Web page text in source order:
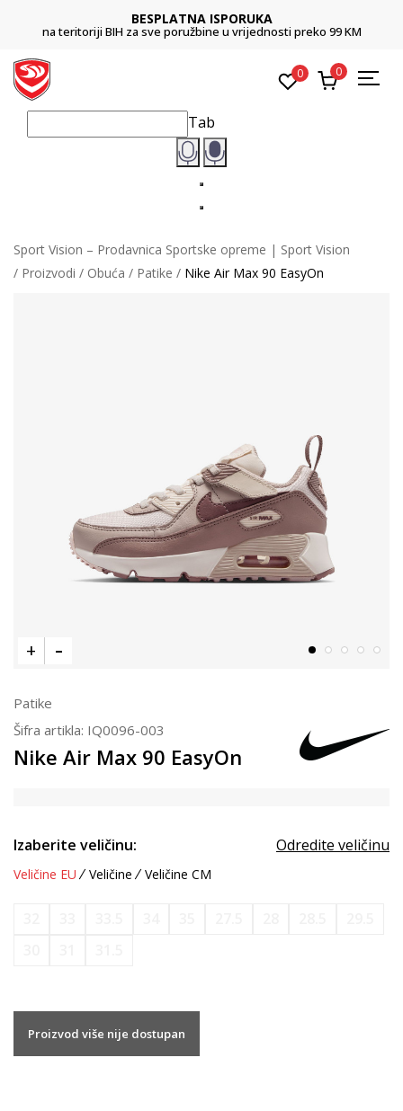
BESPLATNA ISPORUKA
na teritoriji BIH za sve poružbine u vrijednosti preko 99 KM
0 0
Tab
Sport Vision – Prodavnica Sportske opreme | Sport Vision
Proizvodi
Obuća Patike Nike Air Max 90 EasyOn
Patike
Šifra artikla: IQ0096-003
Nike Air Max 90 EasyOn
Izaberite veličinu: Odredite veličinu
Veličine EU Veličine Veličine CM
Proizvod više nije dostupan